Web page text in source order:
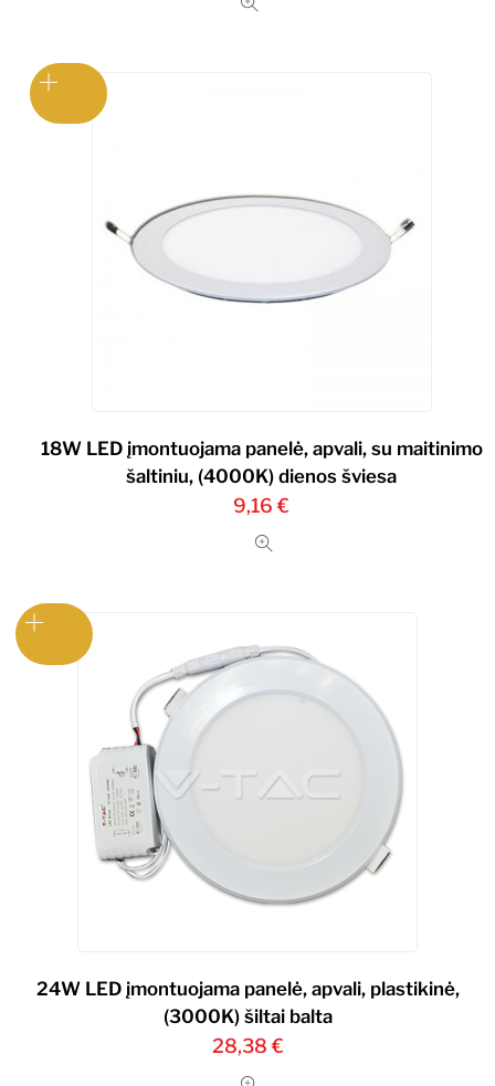
18W LED įmontuojama panelė, apvali, su maitinimo
šaltiniu, (4000K) dienos šviesa
9,16€
24W LED įmontuojama panelė, apvali, plastikinė,
(3000K) šiltai balta
28,38 €